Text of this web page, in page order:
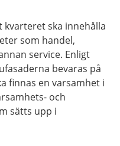
kvarteret ska innehålla
som handel,
service. Enligt
bevaras på
finnas en varsamhet i
och
sätts upp i